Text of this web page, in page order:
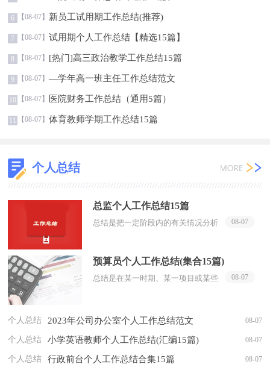
6 【08-07】 新员工试用期工作总结(推荐)
7 【08-07】试用期个人工作总结【精选15篇】
8 【08-07】 [热门]高三政治教学工作总结15篇
9 【08-07】—学年高一班主任工作总结范文
10 【08-07】 医院财务工作总结（通用5篇）
11 【08-07】体育教师学期工作总结15篇
个人总结
总监个人工作总结15篇
总结是把一定阶段内的有关情况分析
以往的学习和工作情况，因此十分有
必须要写一份总...
08-07
预算员个人工作总结(集合15篇)
总结是在某一时期、某一项目或某些
一些规律性认识的一种书面材料，它
可以提升我们...
08-07
个人总结 2023年公司办公室个人工作总结范文 08-07
个人总结 小学英语教师个人工作总结(汇编15篇) 08-07
个人总结 行政前台个人工作总结合集15篇 08-07